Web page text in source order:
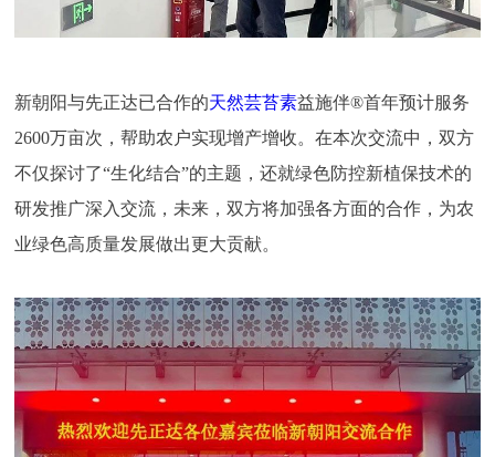
新朝阳与先正达已合作的天然芸苔素益施伴®首年预计服务
2600万亩次，帮助农户实现增产增收。在本次交流中，双方
不仅探讨了“生化结合”的主题，还就绿色防控新植保技术的
研发推广深入交流，未来，双方将加强各方面的合作，为农
业绿色高质量发展做出更大贡献。